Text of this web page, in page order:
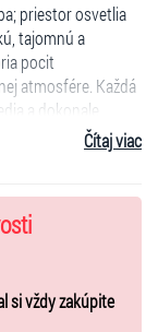
priestor osvetlia
tajomnú a
pocit
atmosfére. Každá
a dokonale
Čítaj viac
si vždy zakúpite